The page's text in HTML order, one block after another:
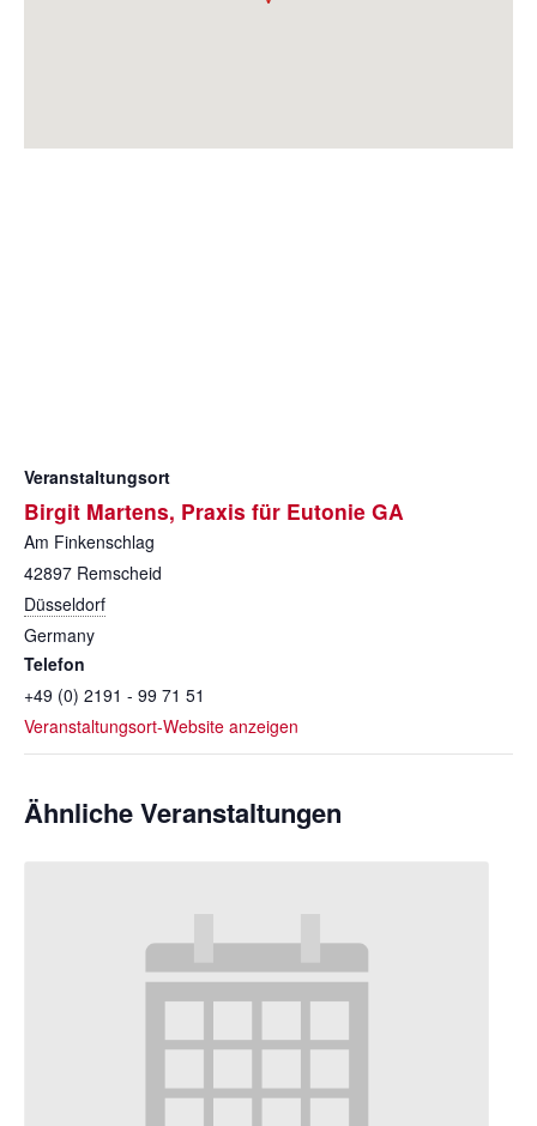
Veranstaltungsort
Birgit Martens, Praxis für Eutonie GA
Am Finkenschlag
42897 Remscheid
Düsseldorf
Germany
Telefon
+49 (0) 2191 - 99 71 51
Veranstaltungsort-Website anzeigen
Ähnliche Veranstaltungen